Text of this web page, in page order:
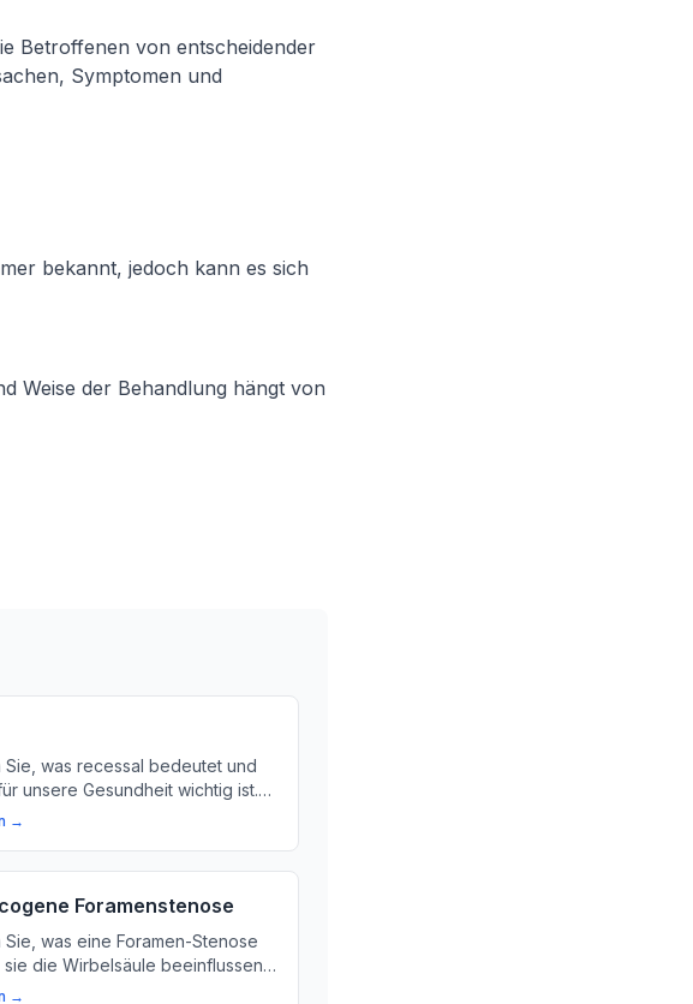
Betroffenen von entscheidender
Symptomen und
bekannt, jedoch kann es sich
Weise der Behandlung hängt von
Sie, was recessal bedeutet und
unsere Gesundheit wichtig ist.
den Begriff und seine
→
Foramenstenose
was eine Foramen-Stenose
sie die Wirbelsäule beeinflussen
Sie mehr über Ursachen,
→